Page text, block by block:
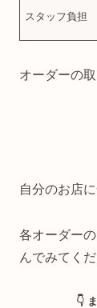
スタッフ負担
オーダーの
自分のお店
各オーダー
んでみてく
👇